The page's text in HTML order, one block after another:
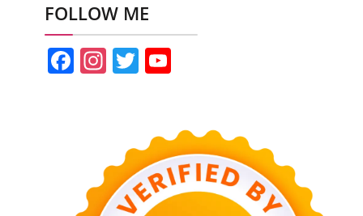
FOLLOW ME
Facebook
Instagram
Twitter